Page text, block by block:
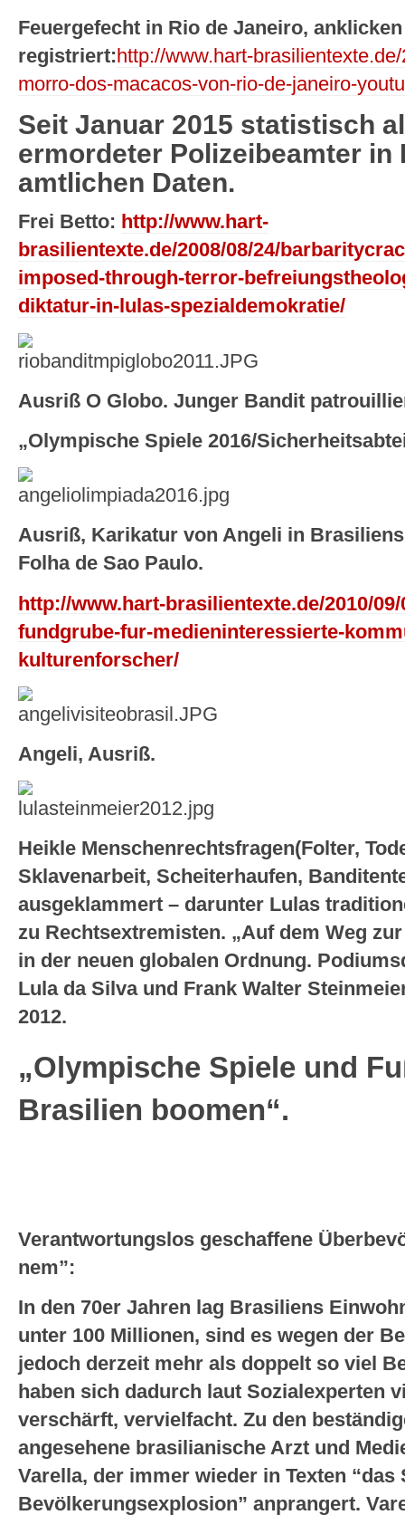
Feuergefecht in Rio de Janeiro,
registriert:http://www.hart-
morro-dos-macacos-von-rio-de-janeiro-
Seit Januar 2015 statistisch
ermordeter Polizeibeamter in
amtlichen Daten.
Frei Betto: http://www.hart-
brasilientexte.de/2008/08/24/
imposed-through-terror-
diktatur-in-lulas-spezialdemokratie/
Ausriß O Globo. Junger Bandit
„Olympische Spiele 2016/
Ausriß, Karikatur von Angeli in
Folha de Sao Paulo.
http://www.hart-brasilientexte.de/2010/
fundgrube-fur-medieninteressierte-
kulturenforscher/
Angeli, Ausriß.
Heikle Menschenrechtsfragen(Folter,
Sklavenarbeit, Scheiterhaufen,
ausgeklammert – darunter Lulas
zu Rechtsextremisten. „Auf dem Weg
in der neuen globalen Ordnung.
Lula da Silva und Frank Walter
2012.
„Olympische Spiele und
Brasilien boomen“.
Verantwortungslos geschaffene
nem”:
In den 70er Jahren lag Brasiliens
unter 100 Millionen, sind es wegen der
jedoch derzeit mehr als doppelt so viel
haben sich dadurch laut Sozialexperten
verschärft, vervielfacht. Zu den
angesehene brasilianische Arzt und
Varella, der immer wieder in Texten
Bevölkerungsexplosion” anprangert.